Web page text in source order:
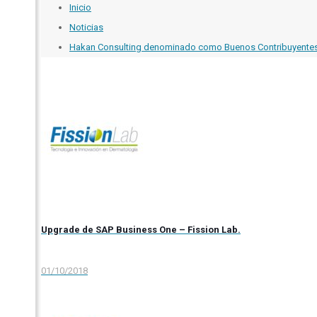
Inicio
Noticias
Hakan Consulting denominado como Buenos
Upgrade de SAP Business One – Fission Lab.
01/10/2018